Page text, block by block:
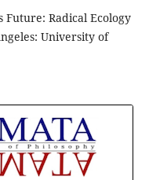
Future: Radical Ecology
University of